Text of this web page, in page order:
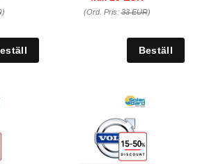
) (Ord. Pris:33 EUR)